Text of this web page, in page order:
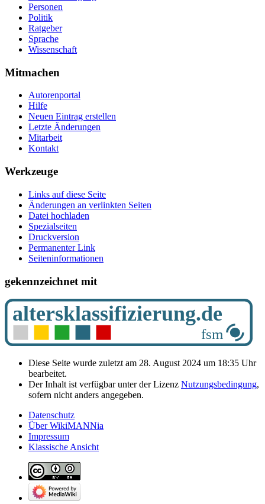
Personen
Politik
Ratgeber
Sprache
Wissenschaft
Mitmachen
Autorenportal
Hilfe
Neuen Eintrag erstellen
Letzte Änderungen
Mitarbeit
Kontakt
Werkzeuge
Links auf diese Seite
Änderungen an verlinkten Seiten
Datei hochladen
Spezialseiten
Druckversion
Permanenter Link
Seiten­­informationen
gekennzeichnet mit
Diese Seite wurde zuletzt am 28. August 2024 um 18:35 Uhr
bearbeitet.
Der Inhalt ist verfügbar unter der Lizenz Nutzungsbedingung,
sofern nicht anders angegeben.
Datenschutz
Über WikiMANNia
Impressum
Klassische Ansicht